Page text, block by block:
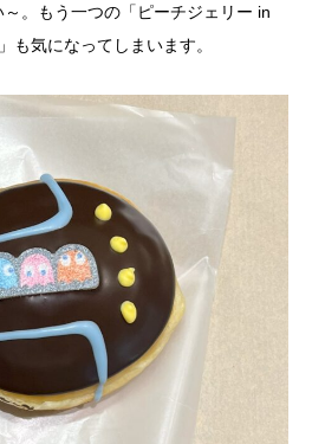
。もう一つの「ピーチジェリー in
も気になってしまいます。